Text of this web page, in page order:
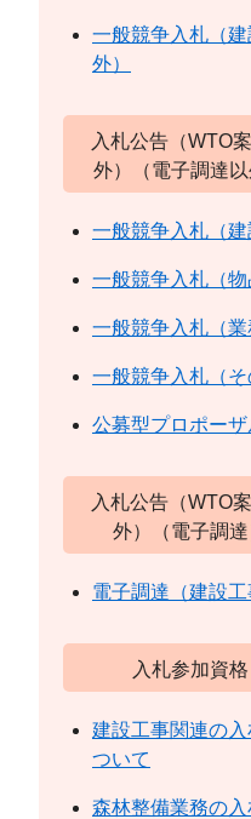
一般競争入札（建
外）
入札公告（WTO
外）（電子調達以
一般競争入札（建
一般競争入札（物
一般競争入札（業
一般競争入札（そ
公募型プロポーザ
入札公告（WTO
外）（電子調達
電子調達（建設工
入札参加資格
建設工事関連の入
ついて
森林整備業務の入